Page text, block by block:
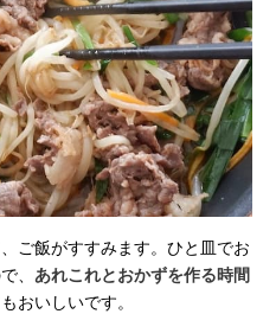
ご飯がすすみます。ひと皿でお
、 あれこれとおかずを作る時間
おいしいです。